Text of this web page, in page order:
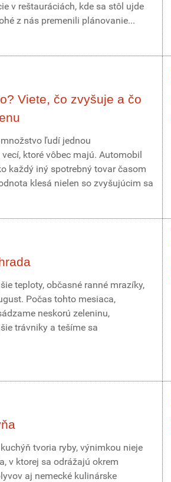
v reštauráciách, kde sa stôl ujde
z nás premenili plánovanie...
Viete, čo zvyšuje a čo
ľudí jednou
ktoré vôbec majú. Automobil
každý iný spotrebný tovar časom
klesá nielen so zvyšujúcim sa
teploty, občasné ranné mrazíky,
Počas tohto mesiaca,
neskorú zeleninu,
trávniky a tešíme sa
tvoria ryby, výnimkou nieje
v ktorej sa odrážajú okrem
aj nemecké kulinárske